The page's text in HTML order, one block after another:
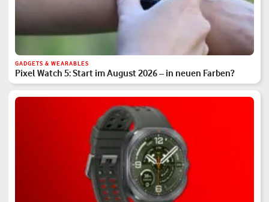
GADGETS & WEARABLES
Pixel Watch 5: Start im August 2026 – in neuen Farben?